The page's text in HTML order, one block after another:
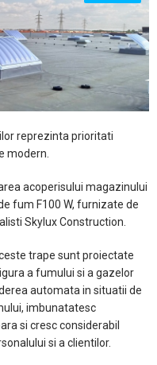
reprezinta prioritati
modern.
acoperisului magazinului
fum F100 W, furnizate de
Skylux Construction.
trape sunt proiectate
a fumului si a gazelor
automata in situatii de
imbunatatesc
si cresc considerabil
si a clientilor.